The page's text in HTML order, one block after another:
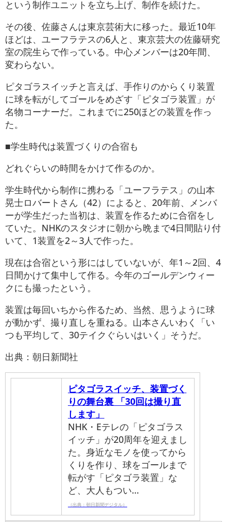
という制作ユニットを立ち上げ、制作を続けた。
その後、佐藤さんは東京芸術大に移った。最近10年
ほどは、ユーフラテスの6人と、東京芸大の佐藤研究
室の院生らで作っている。中心メンバーは20年間、
変わらない。
ピタゴラスイッチと言えば、手作りのからくり装置
に球を転がしてゴールをめざす「ピタゴラ装置」が
名物コーナーだ。これまでに250ほどの装置を作っ
た。
■学生時代は装置づくりの合宿も
どれぐらいの時間をかけて作るのか。
学生時代から制作に携わる「ユーフラテス」の山本
晃士ロバートさん（42）によると、20年前、メンバ
ーが学生だった当初は、装置を作るために合宿をし
ていた。NHKのスタジオに朝から晩まで4日間貼り付
いて、1装置を2～3人で作った。
現在は合宿という形にはしていないが、年1～2回、4
日間かけて集中して作る。今年のゴールデンウィー
クにも撮ったという。
装置は毎回いちから作るため、当然、思うように球
が動かず、撮り直しを重ねる。山本さんいわく「い
つも平均して、30テイクぐらいはいく」そうだ。
出典：朝日新聞社
ピタゴラスイッチ、装置づく
りの舞台裏 「30回は撮り直
します」
NHK・Eテレの「ピタゴラス
イッチ」が20周年を迎えまし
た。身近なモノを使ってから
くりを作り、球をゴールまで
転がす「ピタゴラ装置」な
ど、大人もつい…
（出典：朝日新聞デジタル）